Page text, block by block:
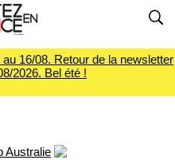
16/08. Retour de la newsletter
2026. Bel été !